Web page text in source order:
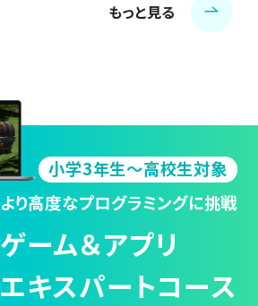
もっと見る
小学3年生～高校生対象
より高度なプログラミングに挑戦
ゲーム＆アプリ
エキスパートコース